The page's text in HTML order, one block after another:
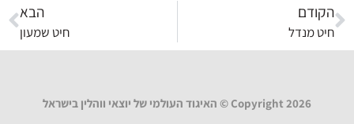
הקודם
חיט מנדל
הבא
חיט שמעון
Copyright 2026 © האיגוד העולמי של יוצאי ווהלין בישראל